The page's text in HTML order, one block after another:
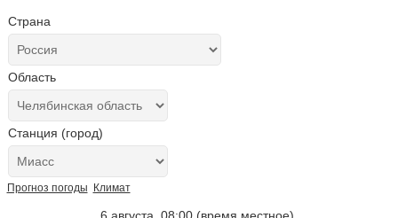
Страна
Область
Станция (город)
Прогноз погоды Климат
6 августа, 08:00 (время местное)